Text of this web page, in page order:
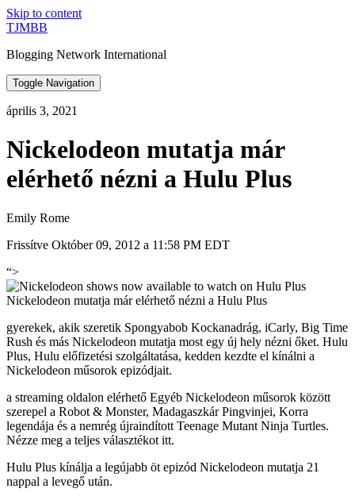
Skip to content
TJMBB
Blogging Network International
Toggle Navigation
április 3, 2021
Nickelodeon mutatja már
elérhető nézni a Hulu Plus
Emily Rome
Frissítve Október 09, 2012 a 11:58 PM EDT
“>
Nickelodeon mutatja már elérhető nézni a Hulu Plus
gyerekek, akik szeretik Spongyabob Kockanadrág, iCarly, Big Time
Rush és más Nickelodeon mutatja most egy új hely nézni őket. Hulu
Plus, Hulu előfizetési szolgáltatása, kedden kezdte el kínálni a
Nickelodeon műsorok epizódjait.
a streaming oldalon elérhető Egyéb Nickelodeon műsorok között
szerepel a Robot & Monster, Madagaszkár Pingvinjei, Korra
legendája és a nemrég újraindított Teenage Mutant Ninja Turtles.
Nézze meg a teljes választékot itt.
Hulu Plus kínálja a legújabb öt epizód Nickelodeon mutatja 21
nappal a levegő után.